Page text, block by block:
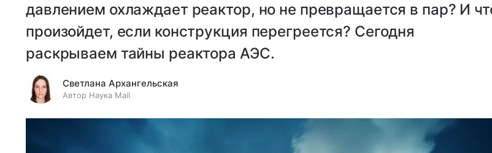
давлением охлаждает реактор, но не превращается в пар? И
произойдет, если конструкция перегреется? Сегодня
раскрываем тайны реактора АЭС.
Светлана Архангельская
Автор Наука Mail